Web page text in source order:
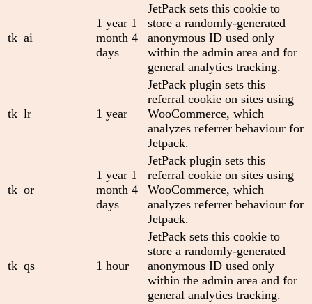
tk_ai
1 year 1
month 4
days
JetPack sets this cookie to
store a randomly-generated
anonymous ID used only
within the admin area and for
general analytics tracking.
tk_lr 1 year
JetPack plugin sets this
referral cookie on sites using
WooCommerce, which
analyzes referrer behaviour for
Jetpack.
tk_or
1 year 1
month 4
days
JetPack plugin sets this
referral cookie on sites using
WooCommerce, which
analyzes referrer behaviour for
Jetpack.
tk_qs 1 hour
JetPack sets this cookie to
store a randomly-generated
anonymous ID used only
within the admin area and for
general analytics tracking.